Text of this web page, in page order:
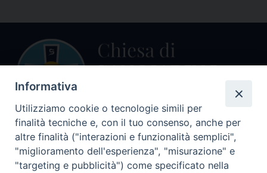
Centralino Curia Vescovile
0541 913711
Informativa
Utilizziamo cookie o tecnologie simili per
finalità tecniche e, con il tuo consenso, anche per
altre finalità ("interazioni e funzionalità semplici",
"miglioramento dell'esperienza", "misurazione" e
"targeting e pubblicità") come specificato nella